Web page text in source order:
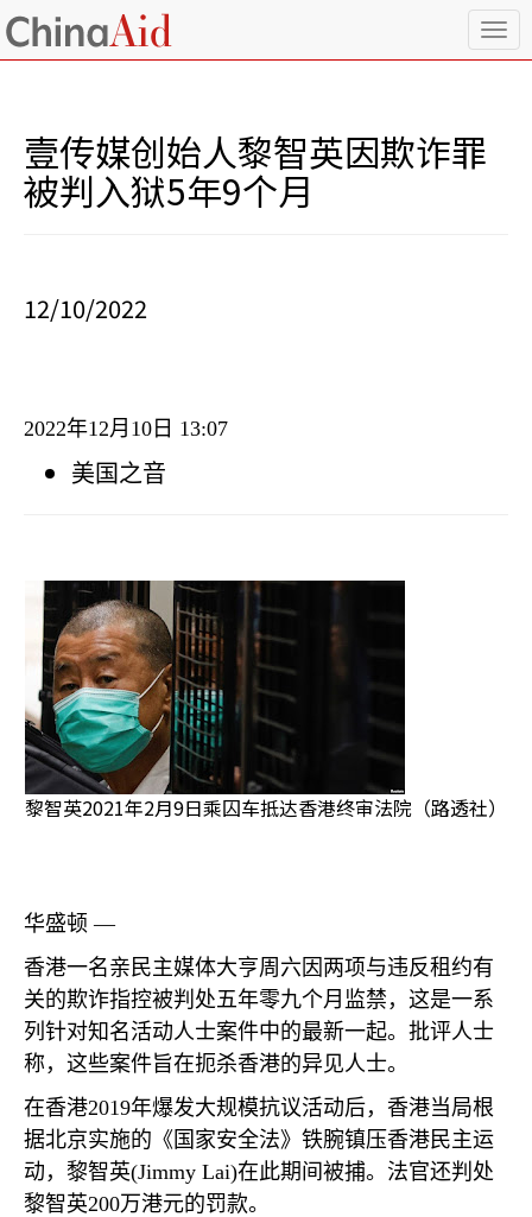
T
o
壹传媒创始人黎智英因欺诈罪
被判入狱5年9个月
12/10/2022
2022年12月 10 日 13:07
美国之音
黎智英2021年2月9日乘囚车抵达香港终审法院（路透社）
华盛顿 —
香港一名亲民主媒体大亨周六因两项与违反租约有
关的欺诈指控被判处五年零九个月监禁，这是一系
列针对知名活动人士案件中的最新一起。批评人士
称，这些案件旨在扼杀香港的异见人士。
在香港2019年爆发大规模抗议活动后，香港当局根
据北京实施的《国家安全法》铁腕镇压香港民主运
动，黎智英(Jimmy Lai)在此期间被捕。法官还判处
黎智英200万港元的罚款。